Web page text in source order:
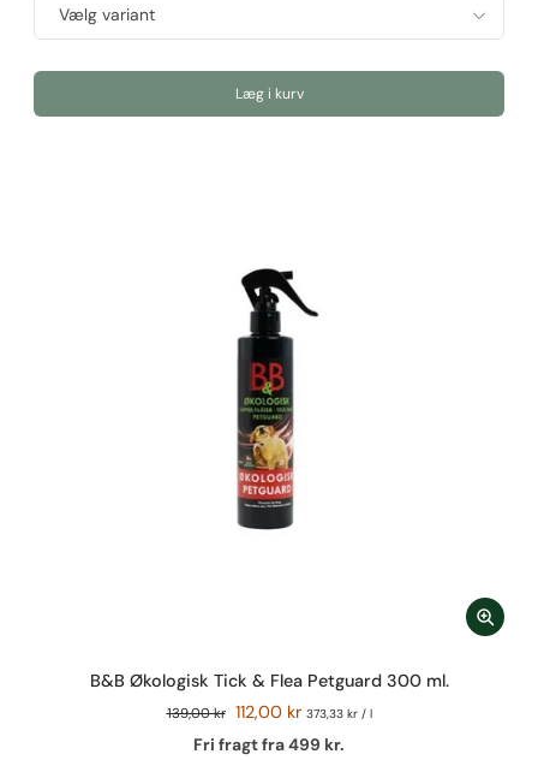
Læg i kurv
B&B Økologisk Tick & Flea Petguard 300 ml.
139,00 kr 112,00 kr 373,33 kr / l
Fri fragt fra 499 kr.